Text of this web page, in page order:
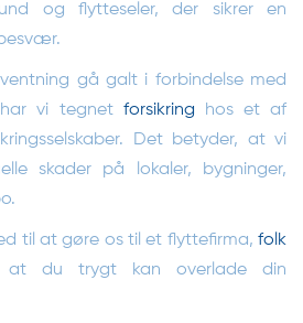
og flytteseler, der sikrer en
gå galt i forbindelse med
vi tegnet forsikring hos et af
Det betyder, at vi
skader på lokaler, bygninger,
til at gøre os til et flyttefirma, folk
du trygt kan overlade din